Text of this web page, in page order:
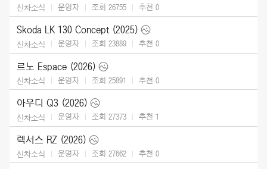
신차소식 운영자 조회 26755 추천 0
Skoda LK 130 Concept (2025)
신차소식 운영자 조회 23889 추천 0
르노 Espace (2026)
신차소식 운영자 조회 25891 추천 0
아우디 Q3 (2026)
신차소식 운영자 조회 27373 추천 1
렉서스 RZ (2026)
신차소식 운영자 조회 27662 추천 0